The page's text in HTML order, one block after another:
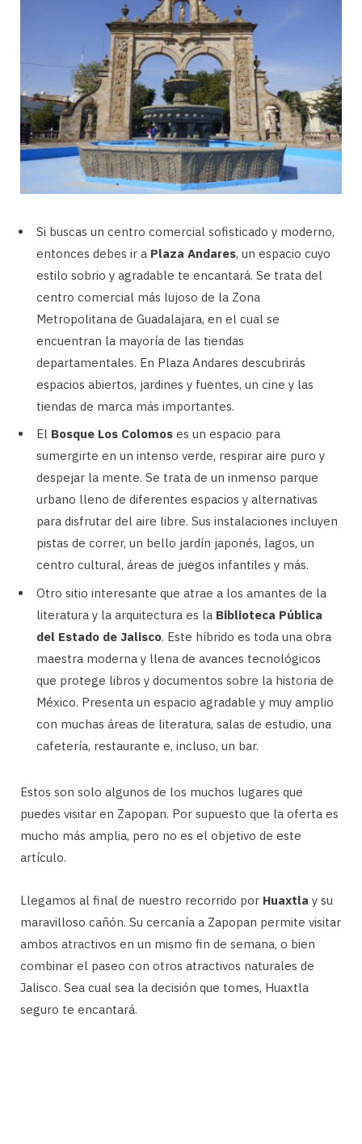
Si buscas un centro comercial sofisticado y moderno,
entonces debes ir a Plaza Andares, un espacio cuyo
estilo sobrio y agradable te encantará. Se trata del
centro comercial más lujoso de la Zona
Metropolitana de Guadalajara, en el cual se
encuentran la mayoría de las tiendas
departamentales. En Plaza Andares descubrirás
espacios abiertos, jardines y fuentes, un cine y las
tiendas de marca más importantes.
El Bosque Los Colomos es un espacio para
sumergirte en un intenso verde, respirar aire puro y
despejar la mente. Se trata de un inmenso parque
urbano lleno de diferentes espacios y alternativas
para disfrutar del aire libre. Sus instalaciones incluyen
pistas de correr, un bello jardín japonés, lagos, un
centro cultural, áreas de juegos infantiles y más.
Otro sitio interesante que atrae a los amantes de la
literatura y la arquitectura es la Biblioteca Pública
del Estado de Jalisco. Este híbrido es toda una obra
maestra moderna y llena de avances tecnológicos
que protege libros y documentos sobre la historia de
México. Presenta un espacio agradable y muy amplio
con muchas áreas de literatura, salas de estudio, una
cafetería, restaurante e, incluso, un bar.
Estos son solo algunos de los muchos lugares que
puedes visitar en Zapopan. Por supuesto que la oferta es
mucho más amplia, pero no es el objetivo de este
artículo.
Llegamos al final de nuestro recorrido por Huaxtla y su
maravilloso cañón. Su cercanía a Zapopan permite visitar
ambos atractivos en un mismo fin de semana, o bien
combinar el paseo con otros atractivos naturales de
Jalisco. Sea cual sea la decisión que tomes, Huaxtla
seguro te encantará.